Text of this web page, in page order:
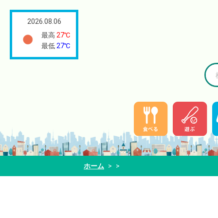
2026.08.06
最高 27℃
最低 27℃
ホーム > >